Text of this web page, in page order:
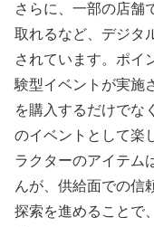
さらに、一部の店舗
取れるなど、デジタ
されています。ポイ
験型イベントが実施
を購入するだけでな
のイベントとして楽
ラクターのアイテム
んが、供給面での信
探索を進めることで